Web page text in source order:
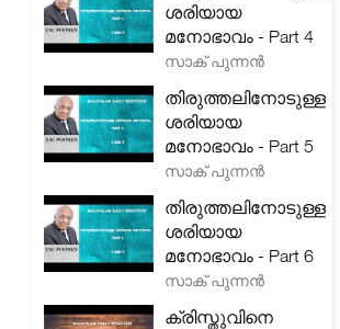
ശരിയായ
മനോഭാവം - Part 4
സാക് പുന്നൻ
തിരുത്തലിനോടുള്ള
ശരിയായ
മനോഭാവം - Part 5
സാക് പുന്നൻ
തിരുത്തലിനോടുള്ള
ശരിയായ
മനോഭാവം - Part 6
സാക് പുന്നൻ
ക്രിസ്തുവിനെ